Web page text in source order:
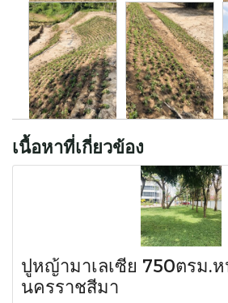
เนื้อหาที่เกี่ยวข้อง
ปูหญ้ามาเลเซีย 750ตรม.
นครราชสีมา